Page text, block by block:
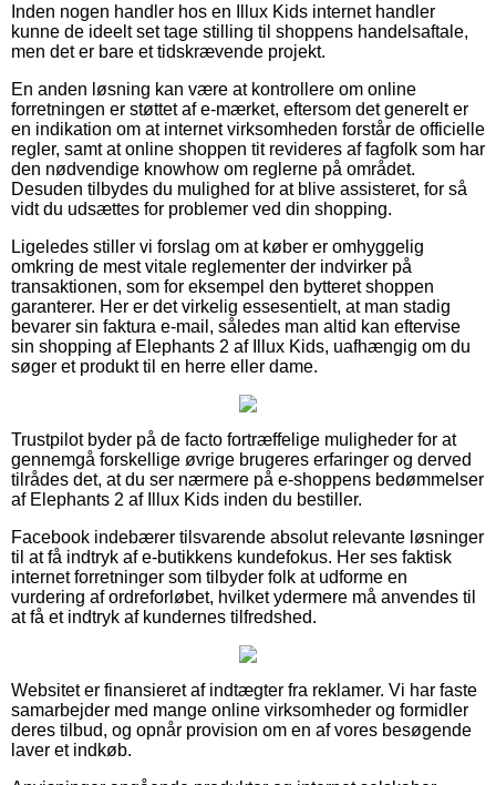
Inden nogen handler hos en Illux Kids internet handler
kunne de ideelt set tage stilling til shoppens handelsaftale,
men det er bare et tidskrævende projekt.
En anden løsning kan være at kontrollere om online
forretningen er støttet af e-mærket, eftersom det generelt er
en indikation om at internet virksomheden forstår de officielle
regler, samt at online shoppen tit revideres af fagfolk som har
den nødvendige knowhow om reglerne på området.
Desuden tilbydes du mulighed for at blive assisteret, for så
vidt du udsættes for problemer ved din shopping.
Ligeledes stiller vi forslag om at køber er omhyggelig
omkring de mest vitale reglementer der indvirker på
transaktionen, som for eksempel den bytteret shoppen
garanterer. Her er det virkelig essesentielt, at man stadig
bevarer sin faktura e-mail, således man altid kan eftervise
sin shopping af Elephants 2 af Illux Kids, uafhængig om du
søger et produkt til en herre eller dame.
Trustpilot byder på de facto fortræffelige muligheder for at
gennemgå forskellige øvrige brugeres erfaringer og derved
tilrådes det, at du ser nærmere på e-shoppens bedømmelser
af Elephants 2 af Illux Kids inden du bestiller.
Facebook indebærer tilsvarende absolut relevante løsninger
til at få indtryk af e-butikkens kundefokus. Her ses faktisk
internet forretninger som tilbyder folk at udforme en
vurdering af ordreforløbet, hvilket ydermere må anvendes til
at få et indtryk af kundernes tilfredshed.
Websitet er finansieret af indtægter fra reklamer. Vi har faste
samarbejder med mange online virksomheder og formidler
deres tilbud, og opnår provision om en af vores besøgende
laver et indkøb.